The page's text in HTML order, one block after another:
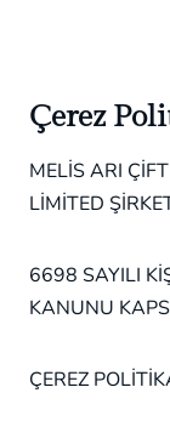
Çerez
MELİS ARI
LİMİTED
6698 SAYILI
KANUNU
ÇEREZ